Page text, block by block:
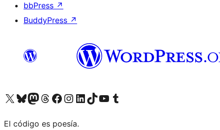
bbPress ↗
BuddyPress ↗
Visita nuestra cuenta de X (anteriormente Twitter)
Visita nuestra cuenta de Bluesky
Visita nuestra cuenta de Mastodon
Visita nuestra cuenta de Threads
Visita nuestra página de Facebook
Visita nuestra cuenta de Instagram
Visita nuestra cuenta de LinkedIn
Visita nuestra cuenta de TikTok
Visita nuestro canal de YouTube
Visita nuestra cuenta de Tumblr
El código es poesía.